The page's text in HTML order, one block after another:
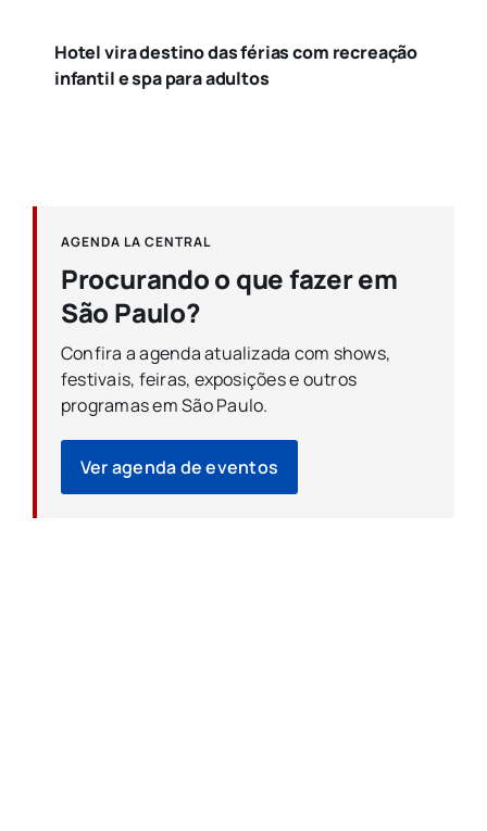
Hotel vira destino das férias com recreação
infantil e spa para adultos
AGENDA LA CENTRAL
Procurando o que fazer em
São Paulo?
Confira a agenda atualizada com shows,
festivais, feiras, exposições e outros
programas em São Paulo.
Ver agenda de eventos